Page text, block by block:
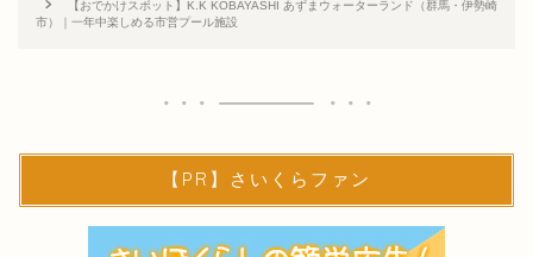
【おでかけスポット】K.K KOBAYASHI あずまウォーターランド（群馬・伊勢崎
市）｜一年中楽しめる市営プール施設
【PR】さいくらファン